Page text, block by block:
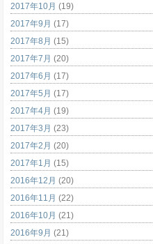
2017年10月 (19)
2017年9月 (17)
2017年8月 (15)
2017年7月 (20)
2017年6月 (17)
2017年5月 (17)
2017年4月 (19)
2017年3月 (23)
2017年2月 (20)
2017年1月 (15)
2016年12月 (20)
2016年11月 (22)
2016年10月 (21)
2016年9月 (21)